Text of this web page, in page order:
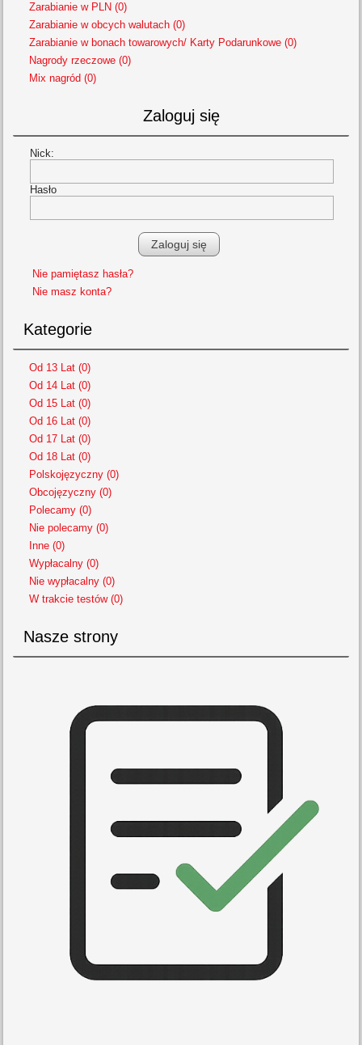
Zarabianie w PLN (0)
Zarabianie w obcych walutach (0)
Zarabianie w bonach towarowych/ Karty Podarunkowe (0)
Nagrody rzeczowe (0)
Mix nagród (0)
Zaloguj się
Nick:
Hasło
Nie pamiętasz hasła?
Nie masz konta?
Kategorie
Od 13 Lat (0)
Od 14 Lat (0)
Od 15 Lat (0)
Od 16 Lat (0)
Od 17 Lat (0)
Od 18 Lat (0)
Polskojęzyczny (0)
Obcojęzyczny (0)
Polecamy (0)
Nie polecamy (0)
Inne (0)
Wypłacalny (0)
Nie wypłacalny (0)
W trakcie testów (0)
Nasze strony